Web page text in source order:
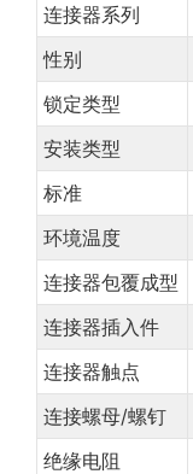
连接器系列
性别
锁定类型
安装类型
标准
环境温度
连接器包覆成型
连接器插入件
连接器触点
连接螺母/螺钉
绝缘电阻